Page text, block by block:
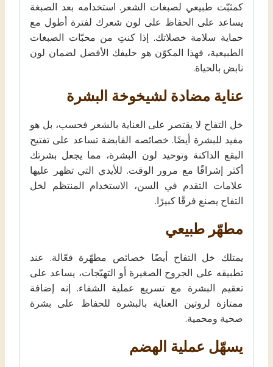
كمثبّت طبيعي لصبغات الشعر. استخدامه بعد الصبغة
يساعد على الحفاظ على لون شعرك لفترة أطول مع
حماية سلامة خصلاتك. إذا كنتِ من محبّات الصبغات
الطبيعية، فهذا المكوّن هو حليفك الأفضل لضمان لون
نابض بالحياة.
عناية مضادة لشيخوخة البشرة
خل التفاح لا يقتصر على العناية بالشعر فحسب، بل هو
مفيد للبشرة أيضًا. خصائصه القابضة تساعد على تفتيح
البقع الداكنة وتوحيد لون البشرة، مما يجعل بشرتك
أكثر إشراقًا مع مرور الوقت. للأيدي التي تظهر عليها
علامات التقدم في السن، الاستخدام المنتظم لخل
التفاح يصنع فرقًا كبيرًا.
مطهّر طبيعي
يمتلك خل التفاح أيضًا خصائص مطهّرة فعّالة. عند
تطبيقه على الجروح الصغيرة أو التهيّجات، يساعد على
تعقيم البشرة مع تسريع عملية الشفاء. إنه إضافة
ممتازة لروتين العناية بالبشرة للحفاظ على بشرة
صحية ومحمية.
يسهّل عملية الهضم